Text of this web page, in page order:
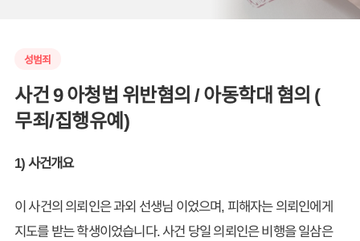
성범죄
사건 9 아청법 위반혐의 / 아동학대 혐의 (
무죄/집행유예)
1) 사건개요
이 사건의 의뢰인은 과외 선생님 이었으며, 피해자는 의뢰인에게
지도를 받는 학생이었습니다. 사건 당일 의뢰인은 비행을 일삼은